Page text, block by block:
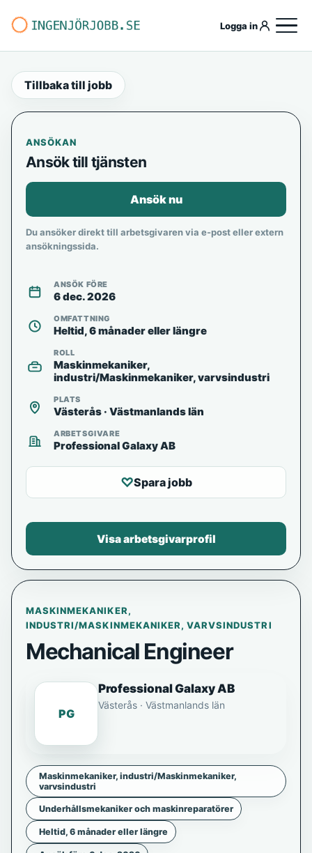
Logga in
Tillbaka till jobb
MASKINMEKANIKER,
INDUSTRI/MASKINMEKANIKER, VARVSINDUSTRI
Mechanical Engineer
PG
Professional Galaxy AB
Västerås · Västmanlands län
Maskinmekaniker, industri/Maskinmekaniker,
varvsindustri
Underhållsmekaniker och maskinreparatörer
Heltid, 6 månader eller längre
ANSÖKAN
Ansök till tjänsten
Ansök nu
Du ansöker direkt till arbetsgivaren via e-post eller extern
ansökningssida.
ANSÖK FÖRE
6 dec. 2026
OMFATTNING
Heltid, 6 månader eller längre
ROLL
Maskinmekaniker,
industri/Maskinmekaniker, varvsindustri
PLATS
Västerås · Västmanlands län
ARBETSGIVARE
Professional Galaxy AB
♡Spara jobb
Visa arbetsgivarprofil